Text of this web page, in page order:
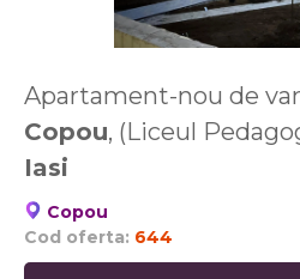
Apartament-nou de
Copou, (Liceul
Iasi
Copou
Cod oferta: 644